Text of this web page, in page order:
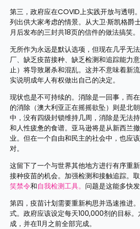
第三，政府应在COVID上实践开放与透明
列出供大家考虑的情景。从大卫·斯凯格爵
月后发布的三封共18页的信件的做法搞笑。
无所作为永远是默认选项，但现在几乎无
厂、缺乏疫苗接种、缺乏检测和追踪能力
止）将导致屠杀和混乱。这并不意味着新
实说明成年人有权做出自己的决定。
现状也是不可持续的。消除是一回事，而
的消除（澳大利亚正在摇摇欲坠）则是北
中，没有四级封锁维持几周，消除是无法
和人性疲惫的食谱。亚马逊将是从新西兰
业。但在一个自由和民主的社会中，也应
对。
这留下了一个与世界其他地方进行有序重
接种疫苗的机会。加强检测和接触追踪。
笑禁令和自我检测工具。 问题是这能多快
第四，疫苗计划需要重新构思并迅速推进
式。政府应该设定每天100,000剂的目标
成，并在11月之前全部完成。